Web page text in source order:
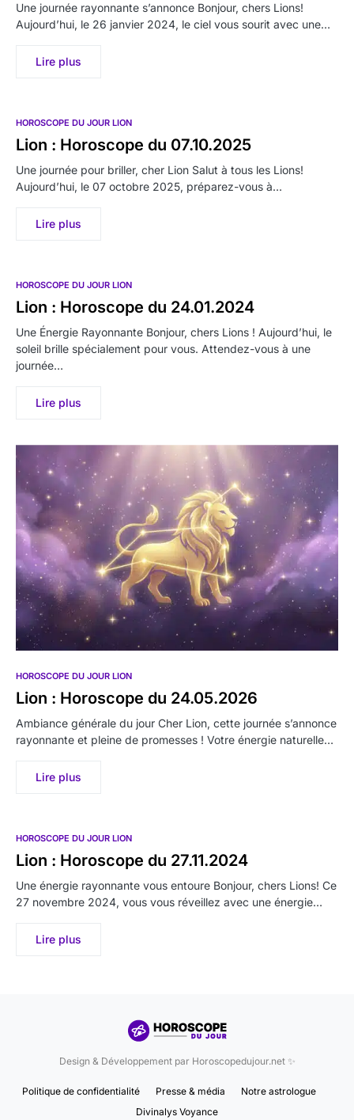
Une journée rayonnante s’annonce Bonjour, chers Lions!
Aujourd’hui, le 26 janvier 2024, le ciel vous sourit avec une…
Lire plus
HOROSCOPE DU JOUR LION
Lion : Horoscope du 07.10.2025
Une journée pour briller, cher Lion Salut à tous les Lions!
Aujourd’hui, le 07 octobre 2025, préparez-vous à…
Lire plus
HOROSCOPE DU JOUR LION
Lion : Horoscope du 24.01.2024
Une Énergie Rayonnante Bonjour, chers Lions ! Aujourd’hui, le
soleil brille spécialement pour vous. Attendez-vous à une
journée…
Lire plus
HOROSCOPE DU JOUR LION
Lion : Horoscope du 24.05.2026
Ambiance générale du jour Cher Lion, cette journée s’annonce
rayonnante et pleine de promesses ! Votre énergie naturelle…
Lire plus
HOROSCOPE DU JOUR LION
Lion : Horoscope du 27.11.2024
Une énergie rayonnante vous entoure Bonjour, chers Lions! Ce
27 novembre 2024, vous vous réveillez avec une énergie…
Lire plus
Design & Développement par Horoscopedujour.net ✨
Politique de confidentialité Presse & média
Notre astrologue
Divinalys Voyance